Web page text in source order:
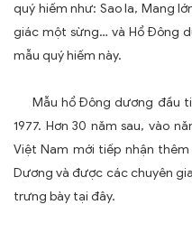
quý hiếm như: Sao la, Mang
giác một sừng… và Hổ Đông
mẫu quý hiếm này.
Mẫu hổ Đông dương đầu
1977. Hơn 30 năm sau, vào
Việt Nam mới tiếp nhận
Dương và được các chuyên
trưng bày tại đây.